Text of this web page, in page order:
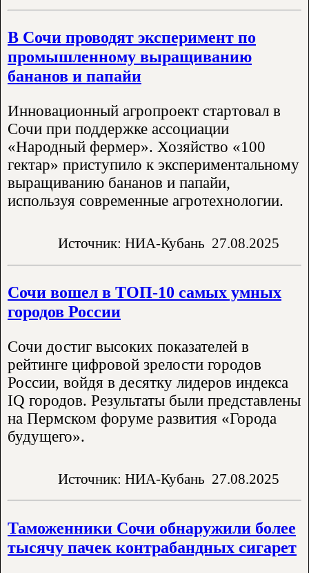
В Сочи проводят эксперимент по
промышленному выращиванию
бананов и папайи
Инновационный агропроект стартовал в
Сочи при поддержке ассоциации
«Народный фермер». Хозяйство «100
гектар» приступило к экспериментальному
выращиванию бананов и папайи,
используя современные агротехнологии.
Источник: НИА-Кубань 27.08.2025
Сочи вошел в ТОП-10 самых умных
городов России
Сочи достиг высоких показателей в
рейтинге цифровой зрелости городов
России, войдя в десятку лидеров индекса
IQ городов. Результаты были представлены
на Пермском форуме развития «Города
будущего».
Источник: НИА-Кубань 27.08.2025
Таможенники Сочи обнаружили более
тысячу пачек контрабандных сигарет